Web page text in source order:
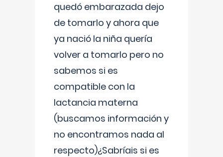
quedó embarazada dejo
de tomarlo y ahora que
ya nació la niña quería
volver a tomarlo pero no
sabemos si es
compatible con la
lactancia materna
(buscamos información y
no encontramos nada al
respecto)¿Sabríais si es